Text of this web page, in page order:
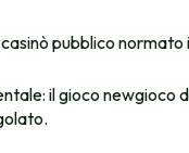
pubblico normato
il gioco newgioco